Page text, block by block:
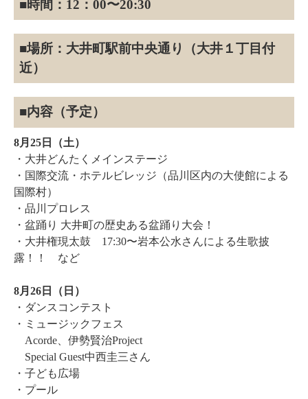
■時間：12：00〜20:30
■場所：大井町駅前中央通り（大井１丁目付
近）
■内容（予定）
8月25日（土）
・大井どんたくメインステージ
・国際交流・ホテルビレッジ（品川区内の大使館による
国際村）
・品川プロレス
・盆踊り 大井町の歴史ある盆踊り大会！
・大井権現太鼓 17:30〜岩本公水さんによる生歌披
露！！ など
8月26日（日）
・ダンスコンテスト
・ミュージックフェス
Acorde、伊勢賢治Project
Special Guest中西圭三さん
・子ども広場
・プール